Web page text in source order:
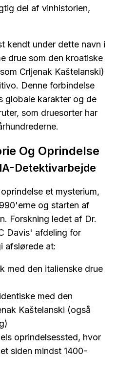
del af vinhistorien,
kendt under dette navn i
drue som den kroatiske
Crljenak Kaštelanski)
Denne forbindelse
globale karakter og de
som druesorter har
Og Oprindelse
Detektivarbejde
et mysterium,
og starten af
Forskning ledet af Dr.
Davis' afdeling for
afslørede at:
med den italienske drue
med den
Kaštelanski (også
oprindelsessted, hvor
siden mindst 1400-